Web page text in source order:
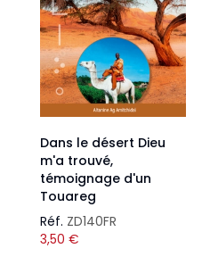
Dans le désert Dieu
m'a trouvé,
témoignage d'un
Touareg
Réf. ZD140FR
3,50 €